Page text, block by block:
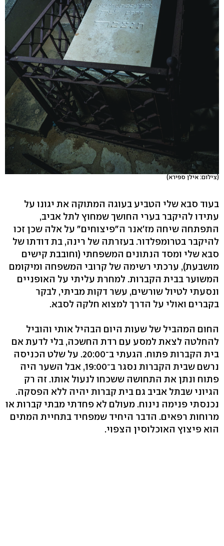
(צילום: אילן ספירא)
בעוד סבא שלי הטביע בעוגה המתוקה את יגונו על
עתידו להיקבר בערי החושך שמחוץ לתל אביב,
התפתחה שיחה מז'אנר ה"פיצוחים" על אלה שכן זכו
להיקבר בטרומפלדור. בעזרתה של רינה, בת דודתו של
סבא שלי ומסד הנתונים המשפחתי (וחובבת קישים
מושבעת), ערכתי רשימה של קרובי המשפחה ומיקומם
המשוער בבית הקברות. למחרת עליתי על האופניים
ונסעתי לטיול שורשים, עשר דקות מביתי, לבקר
בקברים ואולי על הדרך למצוא חלקה לסבא.
החום המהביל של שעות היום הבהיל אותי והוביל
להחלטה לצאת למסע עם רדת החשכה, בלי לדעת אם
בית הקברות פתוח. הגעתי ב־20:00. על שלט הכניסה
נרשם שבית הקברות נסגר ב־19:00, אבל השער היה
פתוח ונתן את התחושה ששכחו לנעול אותו. זה רק
הגיוני שבתל אביב גם בית קברות יהיה ללא הפסקה.
נכנסתי פנימה נינוח. מעולם לא פחדתי מבתי קברות או
מרוחות רפאים. הדבר היחיד שמפחיד בתחיית המתים
הוא פיצוץ האוכלוסין הצפוי.